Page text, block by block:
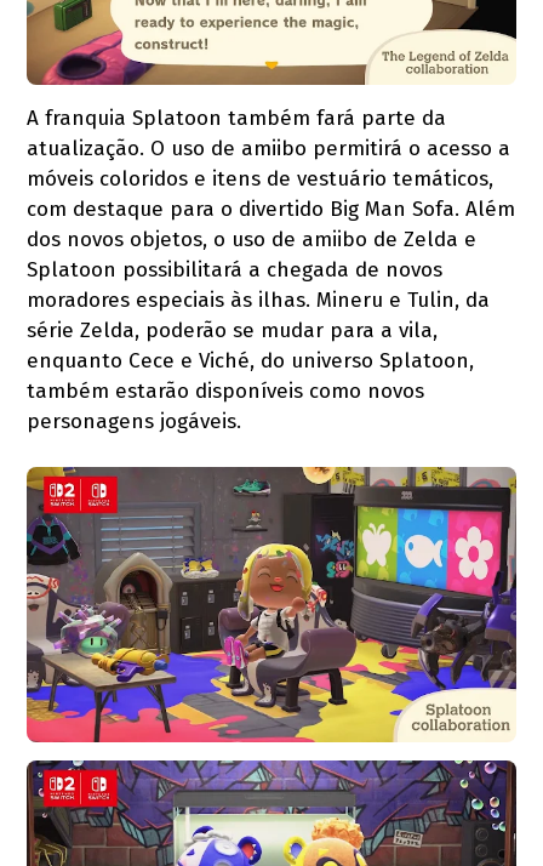
A franquia Splatoon também fará parte da
atualização. O uso de amiibo permitirá o acesso a
móveis coloridos e itens de vestuário temáticos,
com destaque para o divertido Big Man Sofa. Além
dos novos objetos, o uso de amiibo de Zelda e
Splatoon possibilitará a chegada de novos
moradores especiais às ilhas. Mineru e Tulin, da
série Zelda, poderão se mudar para a vila,
enquanto Cece e Viché, do universo Splatoon,
também estarão disponíveis como novos
personagens jogáveis.